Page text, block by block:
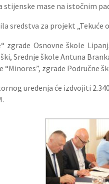
mase na istočnim
sredstva za projekt
Osnovne škole
Srednje škole Antuna
zgrade Područne
uređenja će izdvojiti